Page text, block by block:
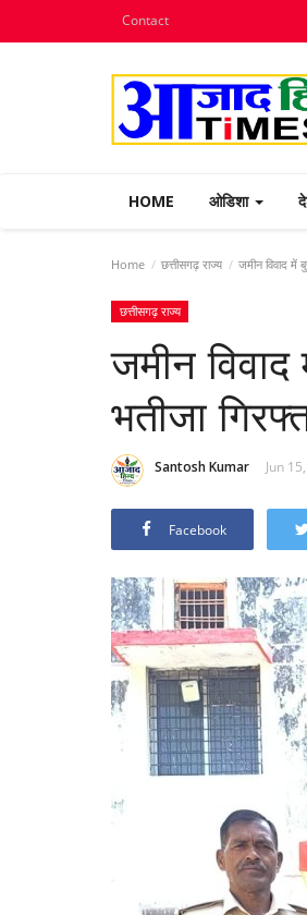
Contact
HOME ओडिशा
Home छत्तीसगढ़ राज्य जमीन विवाद में
छत्तीसगढ़ राज्य
जमीन विवाद
भतीजा
Santosh Kumar Jun
Facebook